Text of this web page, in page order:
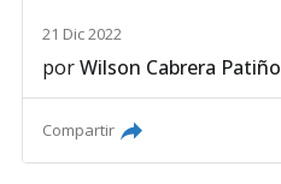
21 Dic 2022
porWilson Cabrera Patiño
Compartir